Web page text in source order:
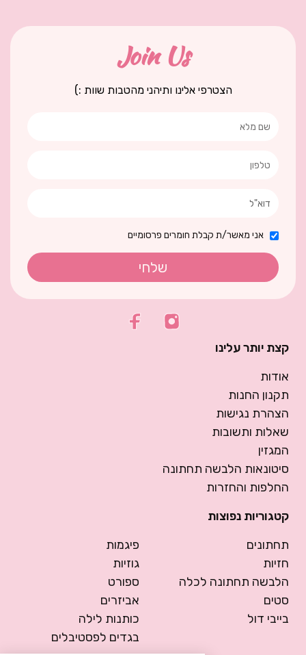
Join Us
הצטרפי אלינו ותיהני מהטבות שוות :)
אני מאשר/ת קבלת חומרים פרסומיים
שלחי
קצת יותר עלינו
אודות
תקנון החנות
הצהרת נגישות
שאלות ותשובות
המגזין
סיטונאות הלבשה תחתונה
החלפות והחזרות
קטגוריות נפוצות
תחתונים
חזיות
הלבשה תחתונה לכלה
סטים
בייבי דול
פיגמות
גוזיות
ספורט
אביזרים
כותנות לילה
בגדים לפסטיבלים